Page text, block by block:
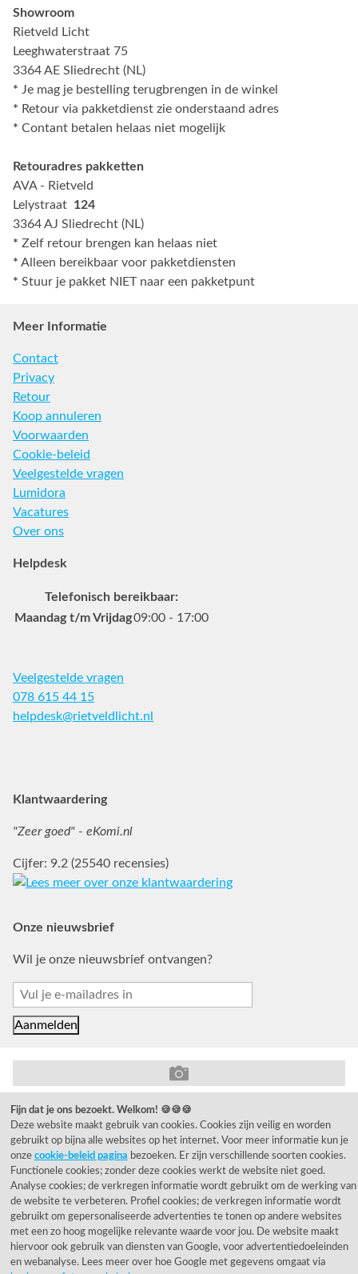
Showroom
Rietveld Licht
Leeghwaterstraat 75
3364 AE Sliedrecht (NL)
* Je mag je bestelling terugbrengen in de winkel
* Retour via pakketdienst zie onderstaand adres
* Contant betalen helaas niet mogelijk
Retouradres pakketten
AVA - Rietveld
Lelystraat 124
3364 AJ Sliedrecht (NL)
* Zelf retour brengen kan helaas niet
* Alleen bereikbaar voor pakketdiensten
* Stuur je pakket NIET naar een pakketpunt
Meer Informatie
Contact
Privacy
Retour
Koop annuleren
Voorwaarden
Cookie-beleid
Veelgestelde vragen
Lumidora
Vacatures
Over ons
Helpdesk
Telefonisch bereikbaar:
Maandag t/m Vrijdag09:00 - 17:00
Veelgestelde vragen
078 615 44 15
helpdesk@rietveldlicht.nl
Klantwaardering
"Zeer goed" - eKomi.nl
Cijfer: 9.2 (25540 recensies)
Onze nieuwsbrief
Wil je onze nieuwsbrief ontvangen?
© 1955 - 2026 Rietveld Licht B.V.
Fijn dat je ons bezoekt. Welkom! 🍪🍪🍪
Deze website maakt gebruik van cookies. Cookies zijn veilig en worden
gebruikt op bijna alle websites op het internet. Voor meer informatie kun je
onze cookie-beleid pagina bezoeken. Er zijn verschillende soorten cookies.
Functionele cookies; zonder deze cookies werkt de website niet goed.
Analyse cookies; de verkregen informatie wordt gebruikt om de werking van
de website te verbeteren. Profiel cookies; de verkregen informatie wordt
gebruikt om gepersonaliseerde advertenties te tonen op andere websites
met een zo hoog mogelijke relevante waarde voor jou. De website maakt
hiervoor ook gebruik van diensten van Google, voor advertentiedoeleinden
en webanalyse. Lees meer over hoe Google met gegevens omgaat via